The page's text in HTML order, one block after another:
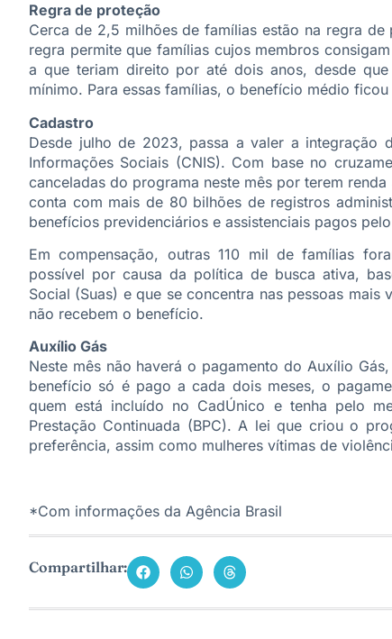
Regra de proteção
Cerca de 2,5 milhões de famílias estão na regra
regra permite que famílias cujos membros
a que teriam direito por até dois anos, desde
mínimo. Para essas famílias, o benefício médio
Cadastro
Desde julho de 2023, passa a valer a integração
Informações Sociais (CNIS). Com base no
canceladas do programa neste mês por terem
conta com mais de 80 bilhões de registros
benefícios previdenciários e assistenciais pagos pelo
Em compensação, outras 110 mil de famílias
possível por causa da política de busca ativa,
Social (Suas) e que se concentra nas pessoas
não recebem o benefício.
Auxílio Gás
Neste mês não haverá o pagamento do Auxílio
benefício só é pago a cada dois meses, o
quem está incluído no CadÚnico e tenha pelo
Prestação Continuada (BPC). A lei que criou o
preferência, assim como mulheres vítimas de
*Com informações da Agência Brasil
Compartilhar: